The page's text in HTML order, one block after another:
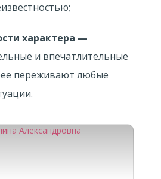
характера —
и впечатлительные
переживают любые